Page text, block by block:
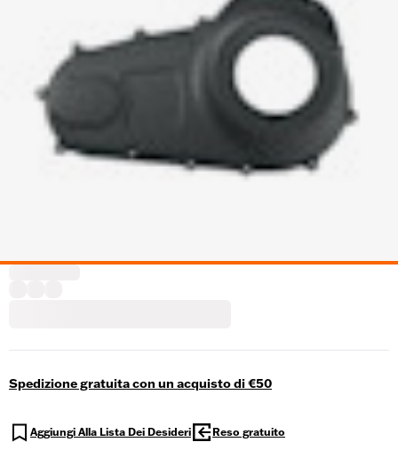
Spedizione gratuita con un acquisto di €50
Aggiungi Alla Lista Dei Desideri Reso gratuito